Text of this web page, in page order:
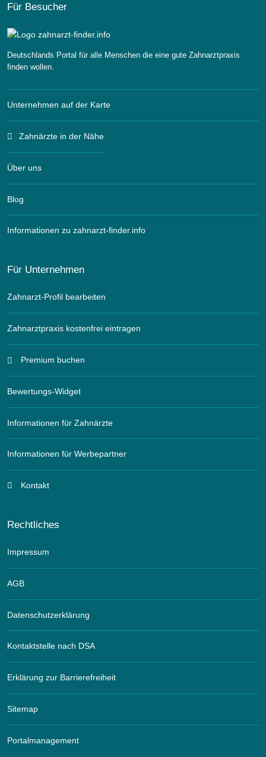
Für Besucher
Deutschlands Portal für alle Menschen die eine gute Zahnarztpraxis
finden wollen.
Unternehmen auf der Karte
Zahnärzte in der Nähe
Über uns
Blog
Informationen zu zahnarzt-finder.info
Für Unternehmen
Zahnarzt-Profil bearbeiten
Zahnarztpraxis kostenfrei eintragen
Premium buchen
Bewertungs-Widget
Informationen für Zahnärzte
Informationen für Werbepartner
Kontakt
Rechtliches
Impressum
AGB
Datenschutzerklärung
Kontaktstelle nach DSA
Erklärung zur Barrierefreiheit
Sitemap
Portalmanagement